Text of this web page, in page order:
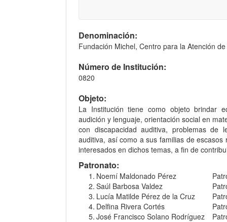
Denominación:
Fundación Michel, Centro para la Atención
Número de Institución:
0820
Objeto:
La Institución tiene como objeto brindar
audición y lenguaje, orientación social en
con discapacidad auditiva, problemas de
auditiva, así como a sus familias de
interesados en dichos temas, a fin de
Patronato:
1. Noemí Maldonado Pérez
2. Saúl Barbosa Valdez
3. Lucía Matilde Pérez de la Cruz
4. Delfina Rivera Cortés
5. José Francisco Solano Rodríguez